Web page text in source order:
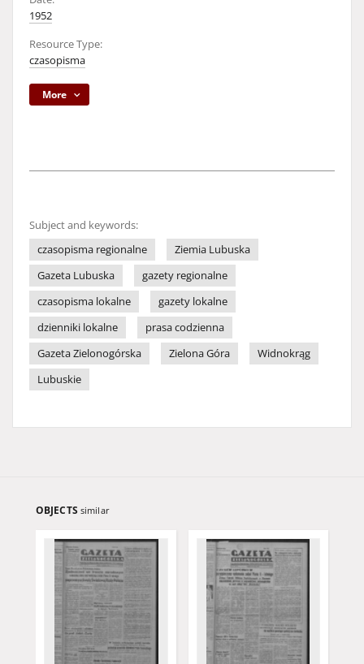
1952
Resource Type:
czasopisma
More
Subject and keywords:
czasopisma regionalne
Ziemia Lubuska
Gazeta Lubuska
gazety regionalne
czasopisma lokalne
gazety lokalne
dzienniki lokalne
prasa codzienna
Gazeta Zielonogórska
Zielona Góra
Widnokrąg
Lubuskie
OBJECTS similar